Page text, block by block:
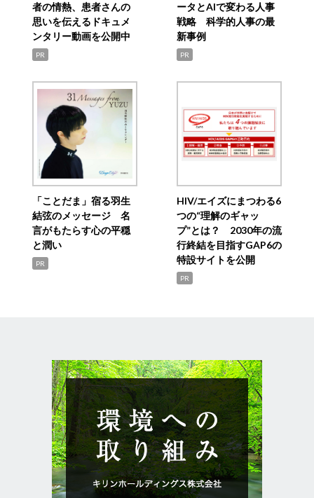
者の情熱、患者さんの
思いを伝えるドキュメ
ンタリー動画を公開中
PR
ータとAIで変わる人事
戦略 科学的人事の最
新事例
PR
「ことだま」宿る羽生
結弦のメッセージ 名
言がもたらす心の平穏
と潤い
PR
HIV/エイズにまつわる6
つの“理解のギャッ
プ”とは？ 2030年の流
行終結を目指すGAP6の
特設サイトを公開
PR